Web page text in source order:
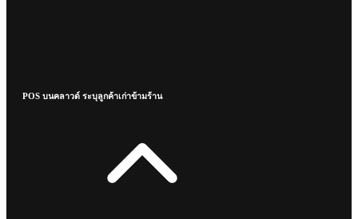
POS บนคลาวด์ ระบุลูกค้าเก่าข้ามร้าน